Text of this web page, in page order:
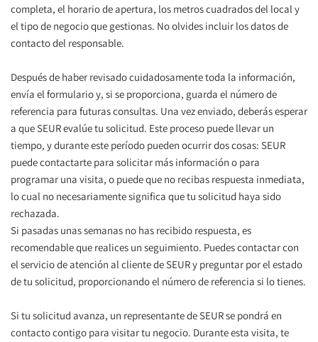
completa, el horario de apertura, los metros cuadrados del local y
el tipo de negocio que gestionas. No olvides incluir los datos de
contacto del responsable.
Después de haber revisado cuidadosamente toda la información,
envía el formulario y, si se proporciona, guarda el número de
referencia para futuras consultas. Una vez enviado, deberás esperar
a que SEUR evalúe tu solicitud. Este proceso puede llevar un
tiempo, y durante este período pueden ocurrir dos cosas: SEUR
puede contactarte para solicitar más información o para
programar una visita, o puede que no recibas respuesta inmediata,
lo cual no necesariamente significa que tu solicitud haya sido
rechazada.
Si pasadas unas semanas no has recibido respuesta, es
recomendable que realices un seguimiento. Puedes contactar con
el servicio de atención al cliente de SEUR y preguntar por el estado
de tu solicitud, proporcionando el número de referencia si lo tienes.
Si tu solicitud avanza, un representante de SEUR se pondrá en
contacto contigo para visitar tu negocio. Durante esta visita, te